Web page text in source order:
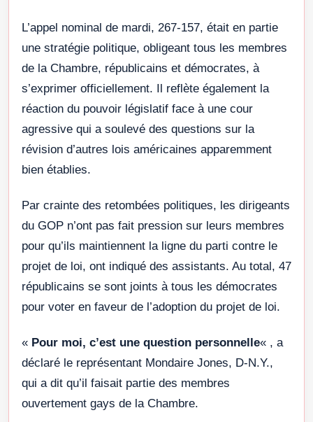
L’appel nominal de mardi, 267-157, était en partie
une stratégie politique, obligeant tous les membres
de la Chambre, républicains et démocrates, à
s’exprimer officiellement. Il reflète également la
réaction du pouvoir législatif face à une cour
agressive qui a soulevé des questions sur la
révision d’autres lois américaines apparemment
bien établies.
Par crainte des retombées politiques, les dirigeants
du GOP n’ont pas fait pression sur leurs membres
pour qu’ils maintiennent la ligne du parti contre le
projet de loi, ont indiqué des assistants. Au total, 47
républicains se sont joints à tous les démocrates
pour voter en faveur de l’adoption du projet de loi.
« Pour moi, c’est une question personnelle« , a
déclaré le représentant Mondaire Jones, D-N.Y.,
qui a dit qu’il faisait partie des membres
ouvertement gays de la Chambre.